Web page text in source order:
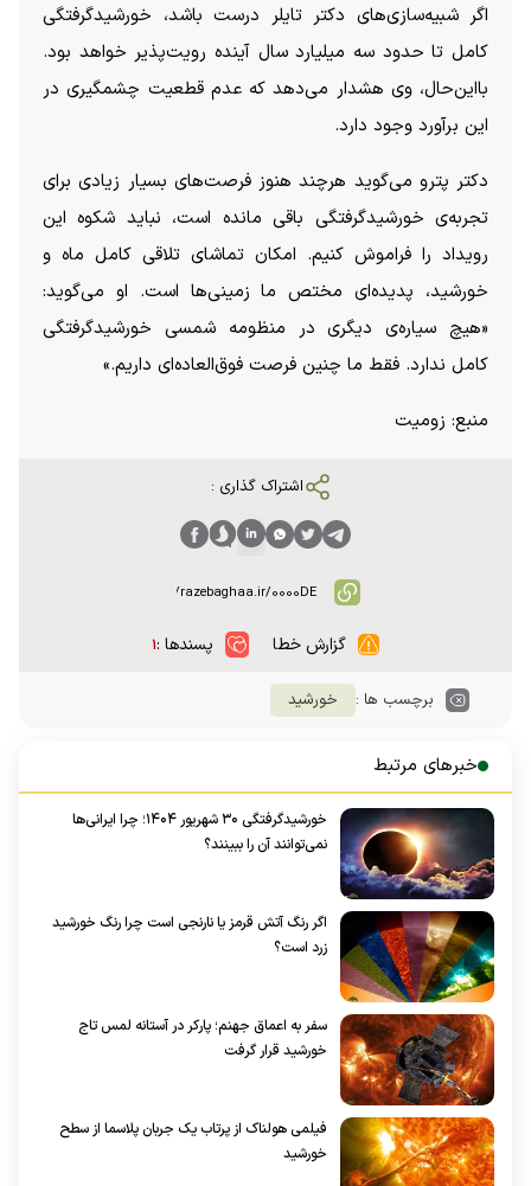
اگر شبیه‌سازی‌های دکتر تایلر درست باشد، خورشیدگرفتگی
کامل تا حدود سه میلیارد سال آینده رویت‌پذیر خواهد بود.
بااین‌حال، وی هشدار می‌دهد که عدم قطعیت چشمگیری در
این برآورد وجود دارد.
دکتر پترو می‌گوید هرچند هنوز فرصت‌های بسیار زیادی برای
تجربه‌ی خورشیدگرفتگی باقی مانده است، نباید شکوه این
رویداد را فراموش کنیم. امکان تماشای تلاقی کامل ماه و
خورشید، پدیده‌ای مختص ما زمینی‌ها است. او می‌گوید:
«هیچ سیاره‌ی دیگری در منظومه شمسی خورشیدگرفتگی
کامل ندارد. فقط ما چنین فرصت فوق‌العاده‌ای داریم.»
منبع: زومیت
اشتراک گذاری :
گزارش خطا پسندها :۱
برچسب ها : خورشید
خبرهای مرتبط
خورشیدگرفتگی ۳۰ شهریور ۱۴۰۴؛ چرا ایرانی‌ها
نمی‌توانند آن را ببینند؟
اگر رنگ آتش قرمز یا نارنجی است چرا رنگ خورشید
زرد است؟
سفر به اعماق جهنم؛ پارکر در آستانه لمس تاج
خورشید قرار گرفت
فیلمی هولناک از پرتاب یک جربان پلاسما از سطح
خورشید